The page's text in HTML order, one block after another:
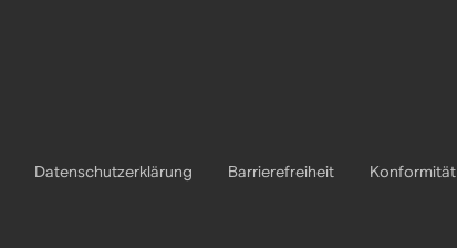
Datenschutzerklärung Barrierefreiheit Konformität